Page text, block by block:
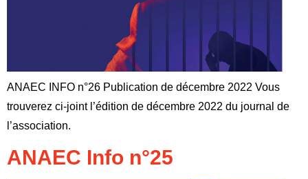
ANAEC INFO n°26 Publication de décembre 2022 Vous
trouverez ci-joint l’édition de décembre 2022 du journal de
l’association.
ANAEC Info n°25